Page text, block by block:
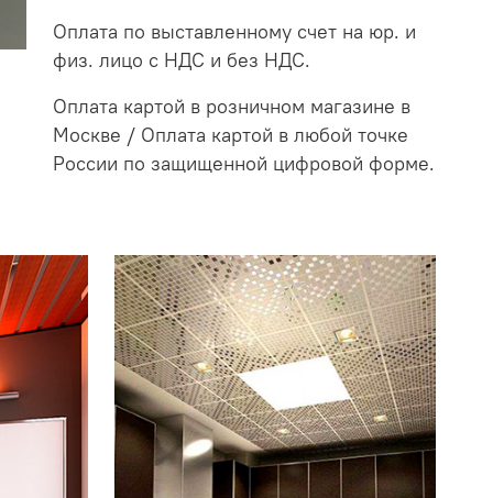
Оплата по выставленному счет на юр. и
физ. лицо с НДС и без НДС.
Оплата картой в розничном магазине в
Москве / Оплата картой в любой точке
России по защищенной цифровой форме.